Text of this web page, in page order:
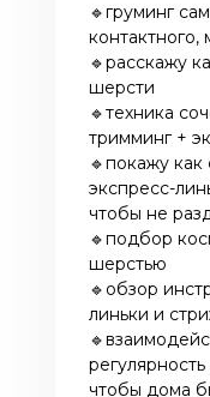
🔹груминг
контактного,
🔹расскажу
шерсти
🔹техника
тримминг +
🔹покажу
экспресс-
чтобы не
🔹подбор
шерстью
🔹обзор
линьки и
чтобы дома